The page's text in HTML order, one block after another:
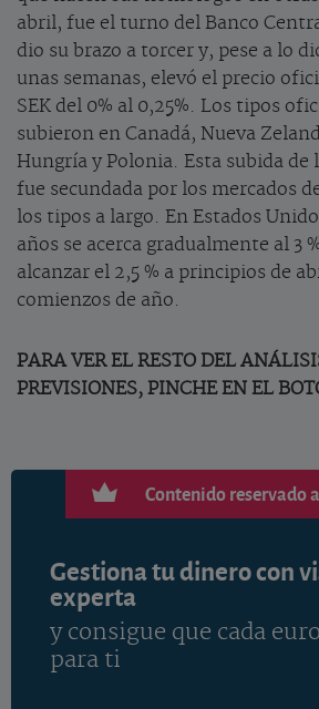
abril, fue el turno del Banco
dio su brazo a torcer y, pese a lo
unas semanas, elevó el precio
SEK del 0% al 0,25%. Los tipos
subieron en Canadá, Nueva
Hungría y Polonia. Esta subida de
fue secundada por los mercados
los tipos a largo. En Estados
años se acerca gradualmente al 3
alcanzar el 2,5 % a principios de
comienzos de año.
PARA VER EL RESTO DEL
PREVISIONES, PINCHE EN EL
Contenido reservado
Gestiona tu dinero con
experta
y consigue que cada
para ti